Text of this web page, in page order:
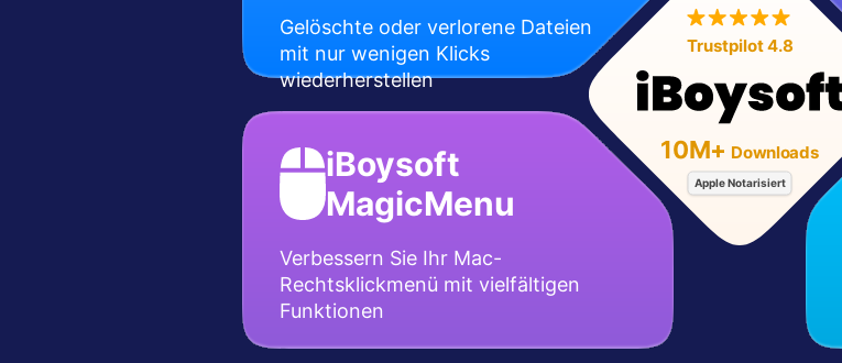
Trustpilot 4.8
10M+ Downloads
Apple Notarisiert
Gelöschte oder verlorene Dateien
mit nur wenigen Klicks
wiederherstellen
iBoysoft
MagicMenu
Verbessern Sie Ihr Mac-
Rechtsklickmenü mit vielfältigen
Funktionen